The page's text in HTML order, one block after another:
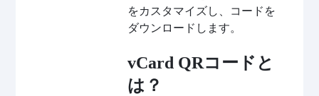
をカスタマイズし、コードを
ダウンロードします。
vCard QRコードと
は？